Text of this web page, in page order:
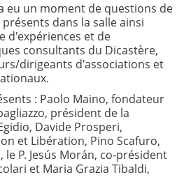
eu un moment de questions de
dans la salle ainsi
d'expériences et de
consultants du Dicastère,
dirigeants d'associations et
: Paolo Maino, fondateur
président de la
Davide Prosperi,
et Libération, Pino Scafuro,
le P. Jesús Morán, co-président
et Maria Grazia Tibaldi,